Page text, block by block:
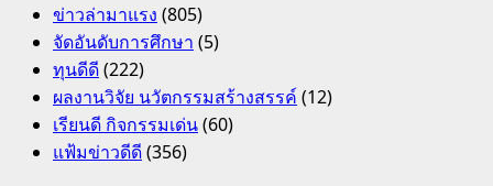
ข่าวล่ามาแรง (805)
จัดอันดับการศึกษา (5)
ทุนดีดี(222)
ผลงานวิจัย นวัตกรรมสร้างสรรค์(12)
เรียนดี กิจกรรมเด่น(60)
แฟ้มข่าวดีดี(356)